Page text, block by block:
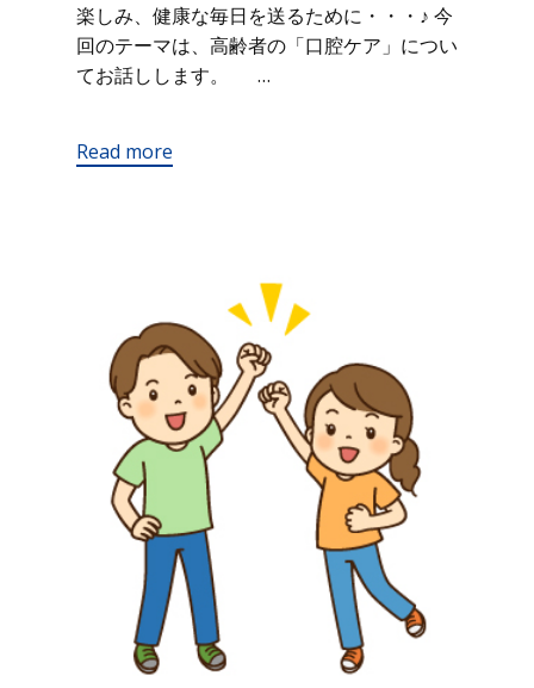
楽しみ、健康な毎日を送るために・・・♪ 今
回のテーマは、高齢者の「口腔ケア」につい
てお話しします。 …
Read more